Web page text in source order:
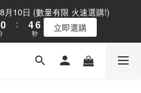
月10日 (數量有限 火速選購!)
1
0
:
5
4
3
6
5
4
2
秒 立即選購